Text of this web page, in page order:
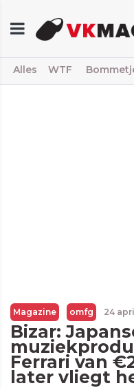
Alles WTF
Magazine omfg 24
Bizar:
Ferrari van
later vliegt